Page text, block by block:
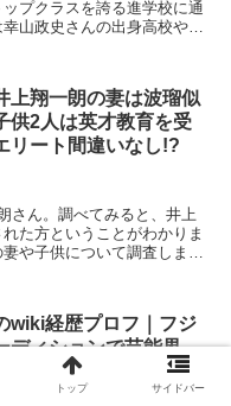
プクラスを誇る進学校に通
山政史さんの出身高校や出
上翔一朗の妻は波瑠似
供2人は英才教育を受
リート間違いなし!?
さん。調べてみると、井上
た方ということがわかりま
や子供について調査しまし
wiki経歴プロフ｜フジ
ディションで芸能界
組は？
トップ サイドバー